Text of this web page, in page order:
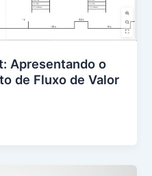
Apresentando o
de Fluxo de Valor